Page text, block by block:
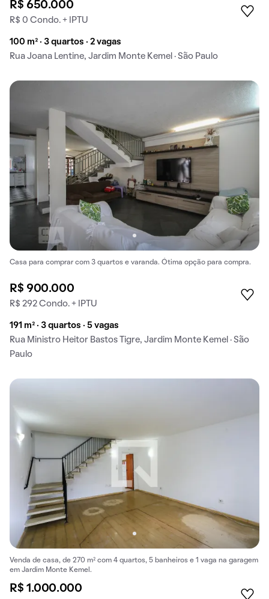
R$ 650.000
R$ 0 Condo. + IPTU
100 m² · 3 quartos · 2 vagas
Rua Joana Lentine, Jardim Monte Kemel · São Paulo
Casa para comprar com 3 quartos e varanda. Ótima opção para compra.
R$ 900.000
R$ 292 Condo. + IPTU
191 m² · 3 quartos · 5 vagas
Rua Ministro Heitor Bastos Tigre, Jardim Monte Kemel · São
Paulo
Venda de casa, de 270 m² com 4 quartos, 5 banheiros e 1 vaga na garagem
em Jardim Monte Kemel.
R$ 1.000.000